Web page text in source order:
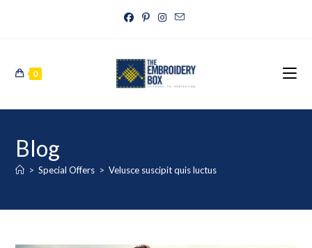
0
Blog
> Special Offers > Velusce suscipit quis luctus